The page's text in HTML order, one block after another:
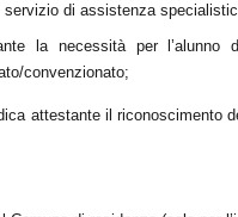
di assistenza
la necessità per
convenzionato;
attestante il riconoscimento